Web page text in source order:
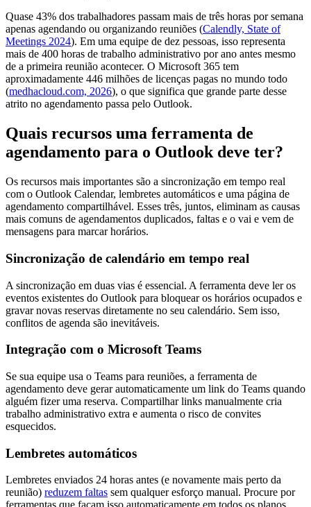
Quase 43% dos trabalhadores passam mais de três horas por semana
apenas agendando ou organizando reuniões (Calendly, State of
Meetings 2024). Em uma equipe de dez pessoas, isso representa
mais de 400 horas de trabalho administrativo por ano antes mesmo
de a primeira reunião acontecer. O Microsoft 365 tem
aproximadamente 446 milhões de licenças pagas no mundo todo
(medhacloud.com, 2026), o que significa que grande parte desse
atrito no agendamento passa pelo Outlook.
Quais recursos uma ferramenta de
agendamento para o Outlook deve ter?
Os recursos mais importantes são a sincronização em tempo real
com o Outlook Calendar, lembretes automáticos e uma página de
agendamento compartilhável. Esses três, juntos, eliminam as causas
mais comuns de agendamentos duplicados, faltas e o vai e vem de
mensagens para marcar horários.
Sincronização de calendário em tempo real
A sincronização em duas vias é essencial. A ferramenta deve ler os
eventos existentes do Outlook para bloquear os horários ocupados e
gravar novas reservas diretamente no seu calendário. Sem isso,
conflitos de agenda são inevitáveis.
Integração com o Microsoft Teams
Se sua equipe usa o Teams para reuniões, a ferramenta de
agendamento deve gerar automaticamente um link do Teams quando
alguém fizer uma reserva. Compartilhar links manualmente cria
trabalho administrativo extra e aumenta o risco de convites
esquecidos.
Lembretes automáticos
Lembretes enviados 24 horas antes (e novamente mais perto da
reunião) reduzem faltas sem qualquer esforço manual. Procure por